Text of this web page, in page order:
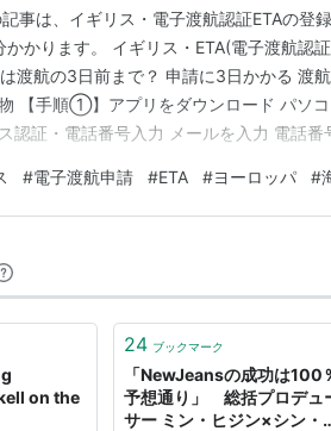
mundo.es/eta/atentados.html
てぃーえー】
事は、イギリス・電子渡航認証ETAの登
かかります。 イギリス・ETA(電子渡航認
渡航の3日前まで？ 申請に3日かかる 渡
【手順①】アプリをダウンロード パソ
認証・電話番号入力 メールを入力 電話
み取り コツ:ICチップのページと密着させ
ph…
#電子渡航申請 #ETA #ヨーロッパ #
on the
24 ブックマーク
「NewJeansの成功は100
予想通り」 総括プロデュ
サー ミン・ヒジン×シン・